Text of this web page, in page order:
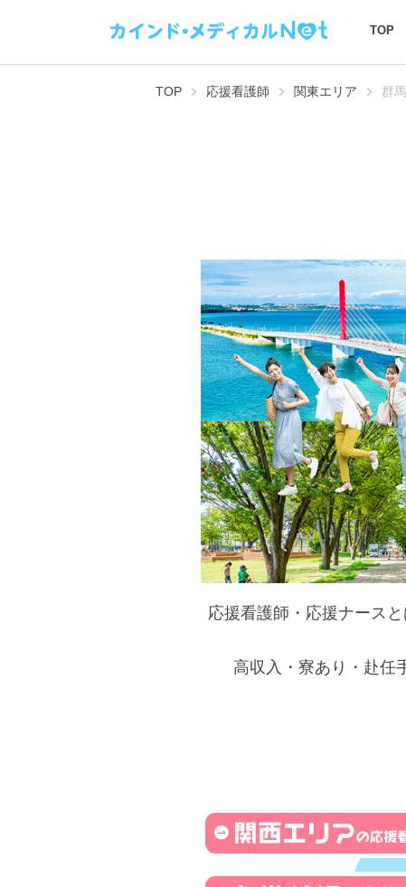
TOP
TOP 応援看護師 関東エリア 群
応援看護師・応援ナース
高収入・寮あり・赴任